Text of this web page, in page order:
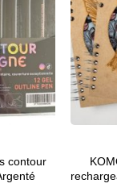
contour